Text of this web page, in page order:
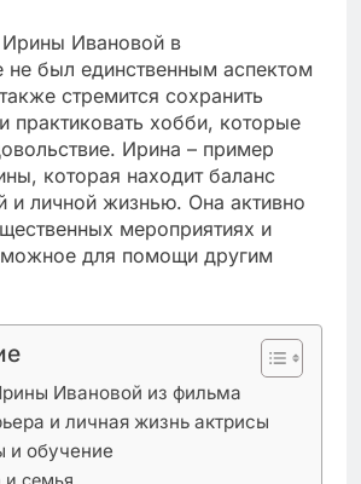
Ивановой в
не был единственным аспектом
стремится сохранить
практиковать хобби, которые
Ирина – пример
которая находит баланс
и личной жизнью. Она активно
мероприятиях и
для помощи другим
Ивановой из фильма
и личная жизнь актрисы
и обучение
и семья